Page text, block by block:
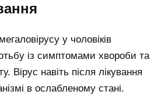
у чоловіків
із симптомами хвороби та
Вірус навіть після лікування
в ослабленому стані.